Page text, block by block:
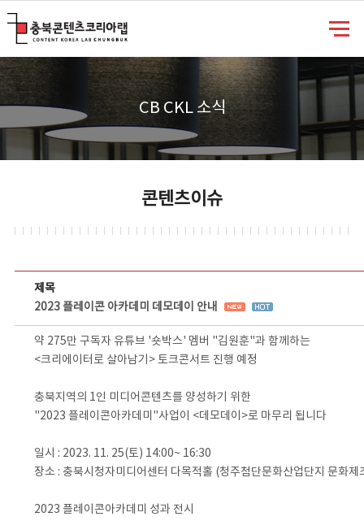
CB CKL 소식
콘텐츠이슈
제목
2023 플레이콘 아카데미 데모데이 안내
약 275만 구독자 유튜브 '숏박스' 멤버 "김원훈"과 함께하는
<크리에이터로 살아남기> 토크콘서트 진행 예정
충북지역의 1인 미디어콘텐츠를 양성하기 위한
"2023 플레이콘아카데미"사업이 <데모데이>로 마무리 됩니다
일시 : 2023. 11. 25(토) 14:00~ 16:30
장소 : 충북시청자미디어센터 다목적홀 (청주첨단문화산업단지 문화제
2023 플레이콘아카데미 성과 전시